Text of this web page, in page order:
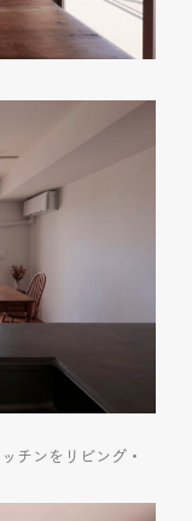
チンをリビング・